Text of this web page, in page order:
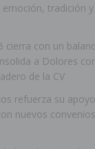
[ 07/08/2026 ] La
TORREVIEJA
[ 07/08/2026 ]
emoción, tradición y
cierra con un
a Dolores
de la CV
refuerza su
nuevos